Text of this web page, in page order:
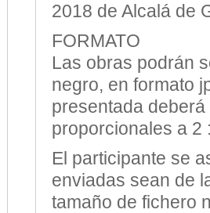
2018 de Alcalá de
FORMATO
Las obras podrán
negro, en formato
presentada
proporcionales a 2
El participante se
enviadas sean de
tamaño de fichero